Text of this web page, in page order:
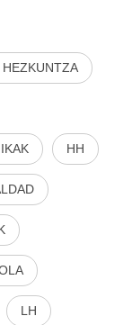
HEZKUNTZA
HH
LH